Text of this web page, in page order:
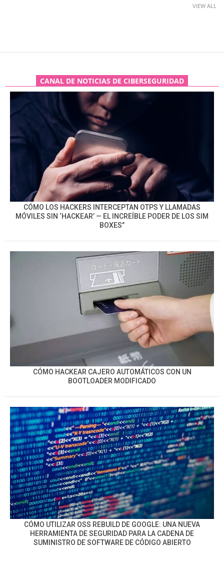
VIEW ALL
CANAL DE NOTICIAS DE CIBERSEGURIDAD
CÓMO LOS HACKERS INTERCEPTAN OTPS Y LLAMADAS
MÓVILES SIN ‘HACKEAR’ — EL INCREÍBLE PODER DE LOS SIM
BOXES”
CÓMO HACKEAR CAJERO AUTOMÁTICOS CON UN
BOOTLOADER MODIFICADO
CÓMO UTILIZAR OSS REBUILD DE GOOGLE: UNA NUEVA
HERRAMIENTA DE SEGURIDAD PARA LA CADENA DE
SUMINISTRO DE SOFTWARE DE CÓDIGO ABIERTO